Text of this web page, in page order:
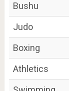
Bushu
Judo
Boxing
Athletics